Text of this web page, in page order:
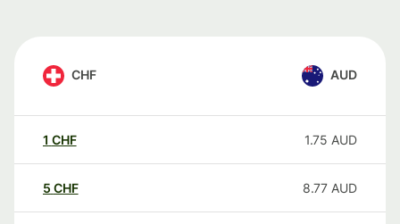
CHF AUD
1 CHF 1.75 AUD
5 CHF 8.77 AUD